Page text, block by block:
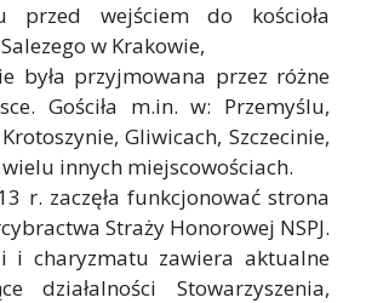
przed wejściem do kościoła
w Krakowie,
była przyjmowana przez różne
Gościła m.in. w: Przemyślu,
Gliwicach, Szczecinie,
innych miejscowościach.
r. zaczęła funkcjonować strona
Straży Honorowej NSPJ.
i charyzmatu zawiera aktualne
działalności Stowarzyszenia,